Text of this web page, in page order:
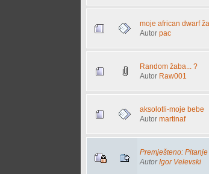
moje african dwarf
Autorpac
Random žaba... ?
Autor Raw001
aksolotli-moje bebe
Autormartinaf
Premješteno: Pitanje
AutorIgor Velevski